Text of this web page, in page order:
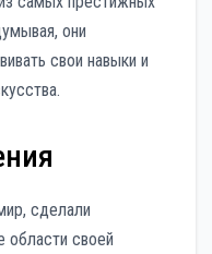
они
свои навыки и
сделали
области своей